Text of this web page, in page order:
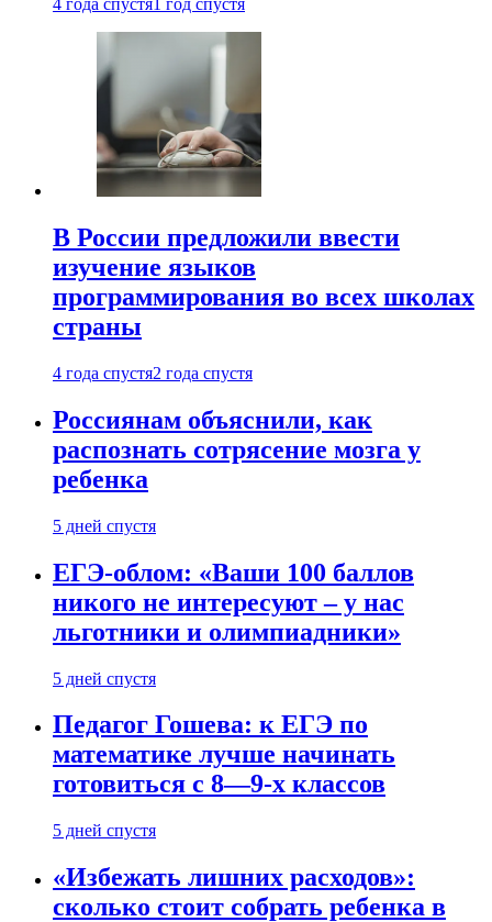
4 года спустя 1 год спустя
В России предложили ввести
изучение языков
программирования во всех школах
страны
4 года спустя2 года спустя
Россиянам объяснили, как
распознать сотрясение мозга у
ребенка
5 дней спустя
ЕГЭ-облом: «Ваши 100 баллов
никого не интересуют – у нас
льготники и олимпиадники»
5 дней спустя
Педагог Гошева: к ЕГЭ по
математике лучше начинать
готовиться с 8—9-х классов
5 дней спустя
«Избежать лишних расходов»:
сколько стоит собрать ребенка в